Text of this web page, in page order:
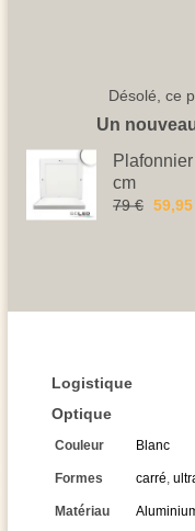
Désolé, ce
Un
cm
79 €
Logistique
Optique
Couleur Blanc
Formes carré,
Matériau